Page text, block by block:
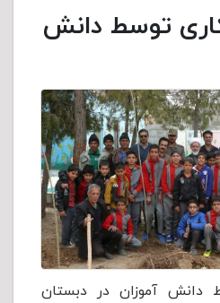
توسط دانش
دانش آموزان در دبستان